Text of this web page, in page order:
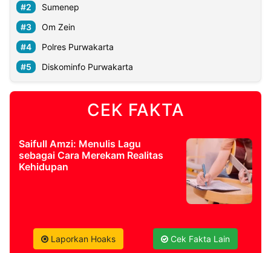
Sumenep
Om Zein
Polres Purwakarta
Diskominfo Purwakarta
CEK FAKTA
Saifull Amzi: Menulis Lagu
sebagai Cara Merekam Realitas
Kehidupan
Laporkan Hoaks Cek Fakta Lain